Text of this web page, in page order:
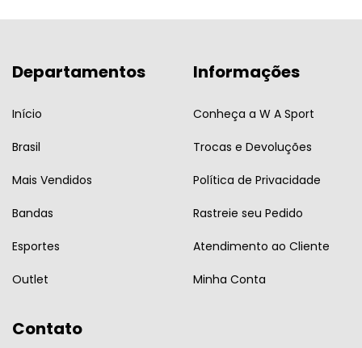
Departamentos
Início
Brasil
Mais Vendidos
Bandas
Esportes
Outlet
Informações
Conheça a W A Sport
Trocas e Devoluções
Política de Privacidade
Rastreie seu Pedido
Atendimento ao Cliente
Minha Conta
Contato